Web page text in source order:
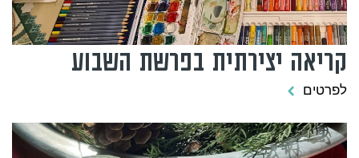
קריאה יצירתית בפרשת השבוע
לפרטים